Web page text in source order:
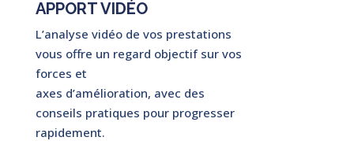
APPORT VIDÉO
L’analyse vidéo de vos prestations
vous offre un regard objectif sur vos
forces et
axes d’amélioration, avec des
conseils pratiques pour progresser
rapidement.